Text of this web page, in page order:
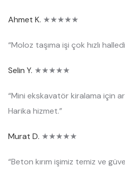
Ahmet K. ★★★★★
“Moloz taşıma işi çok hızlı
Selin Y. ★★★★★
“Mini ekskavatör kiralama için
Harika hizmet.”
Murat D. ★★★★★
“Beton kırım işimiz temiz ve